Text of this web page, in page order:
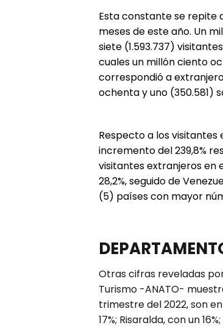
Esta constante se repite
meses de este año. Un
siete (1.593.737)
cuales un millón ciento
correspondió a
ochenta y uno (350.581)
Respecto a los visitantes
incremento del 239,8%
visitantes extranjeros en
28,2%, seguido de
(5) países con mayor
Otras cifras reveladas
Turismo -ANATO-
trimestre del 2022, son
17%; Risaralda, con un